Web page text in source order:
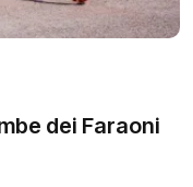
dei Faraoni